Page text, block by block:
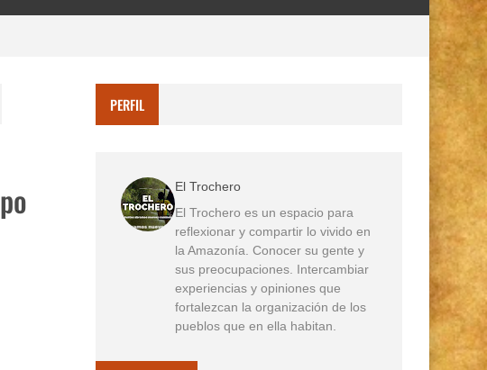
PERFIL
El Trochero
El Trochero es un espacio para
reflexionar y compartir lo vivido en
la Amazonía. Conocer su gente y
sus preocupaciones. Intercambiar
experiencias y opiniones que
fortalezcan la organización de los
pueblos que en ella habitan.